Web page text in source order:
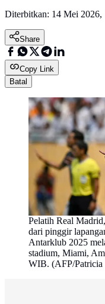
Diterbitkan: 14 Mei
Share
Copy Link
Batal
Pelatih Real
dari pinggir
Antarklub 2025
stadium, Miami,
WIB. (AFP/